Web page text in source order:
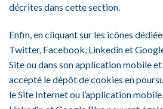
décrites dans cette section.
Enfin, en cliquant sur les icônes
Twitter, Facebook, Linkedin et
Site ou dans son application mobile
accepté le dépôt de cookies en
le Site Internet ou l’application